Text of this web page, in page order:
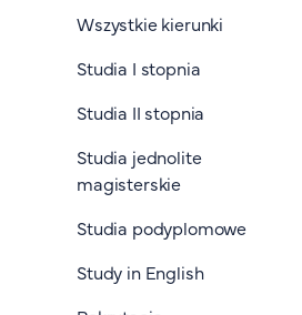
Wszystkie kierunki
Studia I stopnia
Studia II stopnia
Studia jednolite
magisterskie
Studia podyplomowe
Study in English